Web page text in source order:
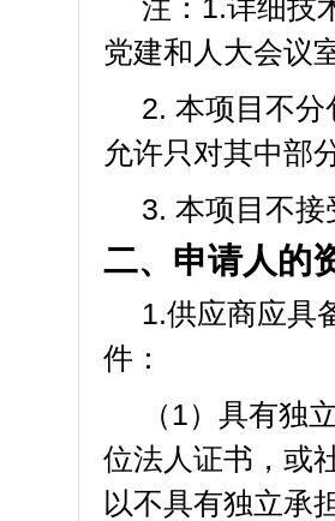
注： 1.详细技
党建和人大会议
2. 本项目不
允许只对其中部
3. 本项目不
二、 申请人的
1.供应商应具
件：
（ 1）具有独
位法人证书，或
以不具有独立承